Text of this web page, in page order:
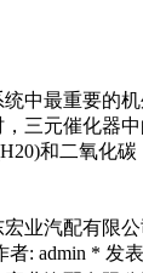
中最重要的
三元催化器
和二氧化
业汽配有限公
: admin * 发